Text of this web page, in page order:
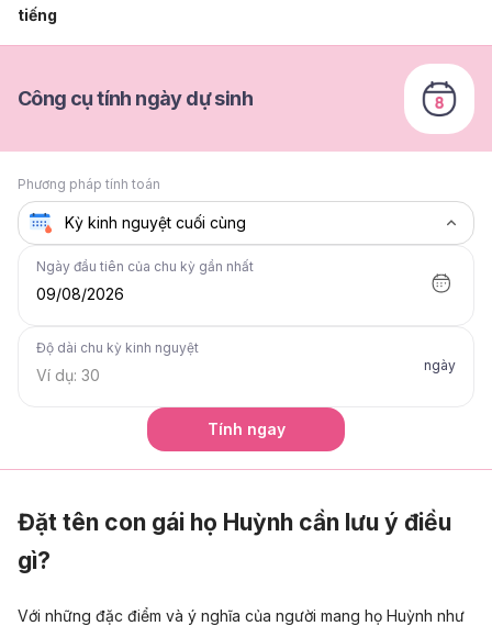
tiếng
Công cụ tính ngày dự sinh
Phương pháp tính toán
Ngày đầu tiên của chu kỳ gần nhất
09/08/2026
Độ dài chu kỳ kinh nguyệt
ngày
Tính ngay
Đặt tên con gái họ Huỳnh cần lưu ý điều
gì?
Với những đặc điểm và ý nghĩa của người mang họ Huỳnh như